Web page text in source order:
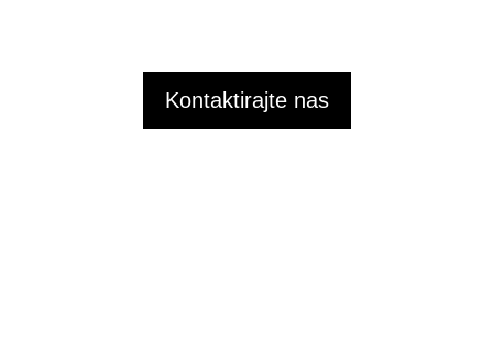
Kontaktirajte nas